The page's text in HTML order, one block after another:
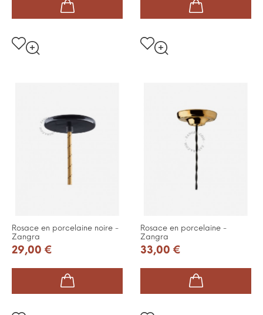
Rosace en porcelaine noire -
Zangra
29,00 €
Rosace en porcelaine -
Zangra
33,00 €